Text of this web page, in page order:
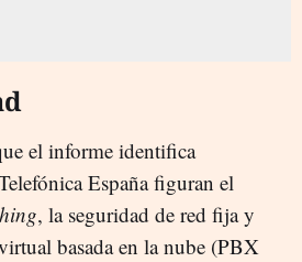
el informe identifica
España figuran el
, la seguridad de red fija y
basada en la nube (PBX